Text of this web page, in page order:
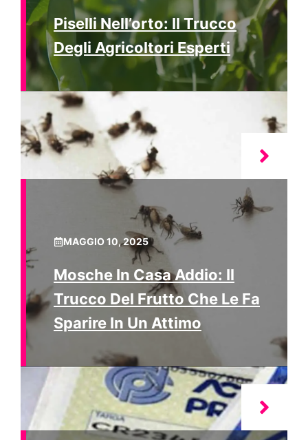
Piselli Nell’orto: Il Trucco
Degli Agricoltori Esperti
MAGGIO 10, 2025
Mosche In Casa Addio: Il
Trucco Del Frutto Che Le Fa
Sparire In Un Attimo